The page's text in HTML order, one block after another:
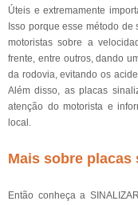
Úteis e extremamente
Isso porque esse método
motoristas sobre a
frente, entre outros, dando
da rodovia, evitando os
Além disso, as placas
atenção do motorista e
local.
Mais sobre
Então conheça a